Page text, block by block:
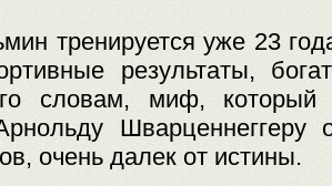
тренируется уже 23
результаты,
словам, миф, который
Шварценнеггеру
очень далек от истины.